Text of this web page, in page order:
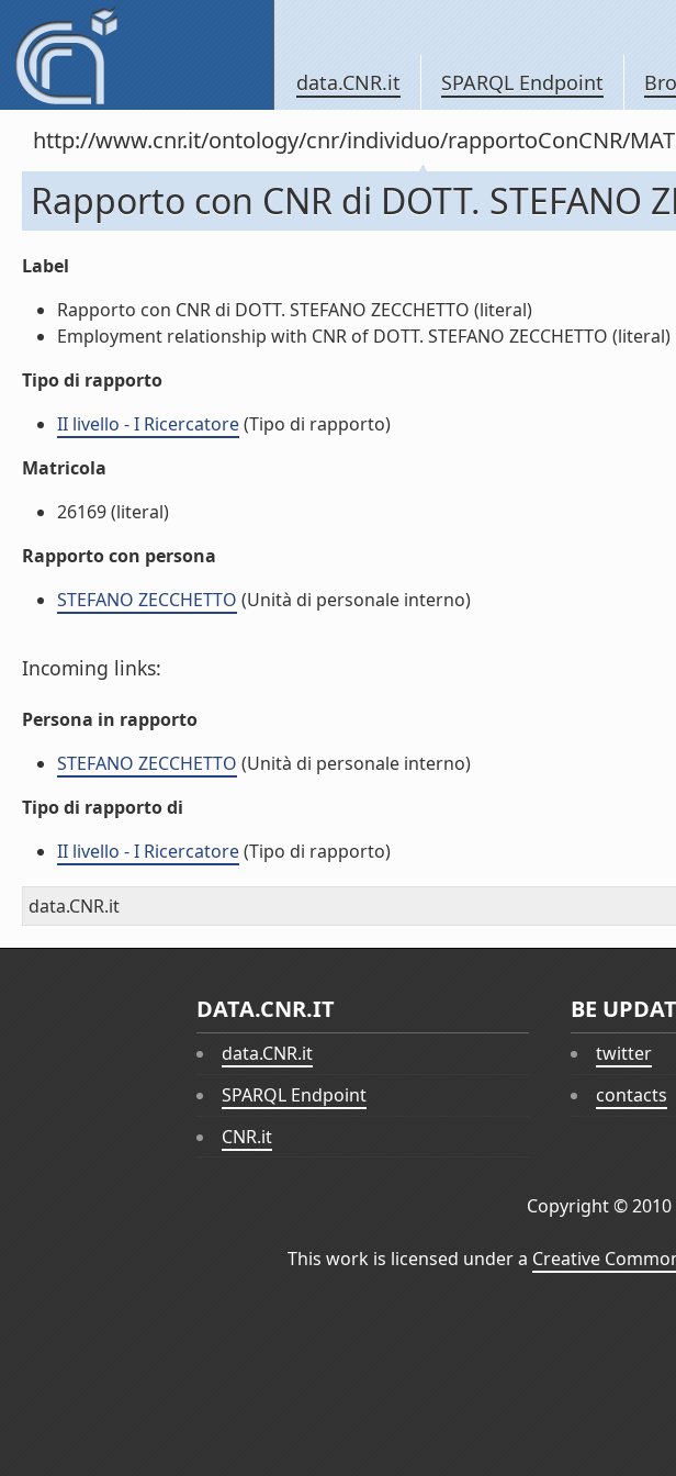
data.CNR.it SPARQL Endpoint
http://www.cnr.it/ontology/cnr/individuo/rapportoConCNR/
Rapporto con CNR di DOTT. STEFANO
Label
Rapporto con CNR di DOTT. STEFANO ZECCHETTO (literal)
Employment relationship with CNR of DOTT. STEFANO ZECCHETTO (literal)
Tipo di rapporto
II livello - I Ricercatore(Tipo di rapporto)
Matricola
26169 (literal)
Rapporto con persona
STEFANO ZECCHETTO (Unità di personale interno)
Incoming links:
Persona in rapporto
STEFANO ZECCHETTO (Unità di personale interno)
Tipo di rapporto di
II livello - I Ricercatore(Tipo di rapporto)
data.CNR.it
DATA.CNR.IT
data.CNR.it
SPARQL Endpoint
CNR.it
BE
twitter
contacts
Copyright © 2010
This work is licensed under a Creative